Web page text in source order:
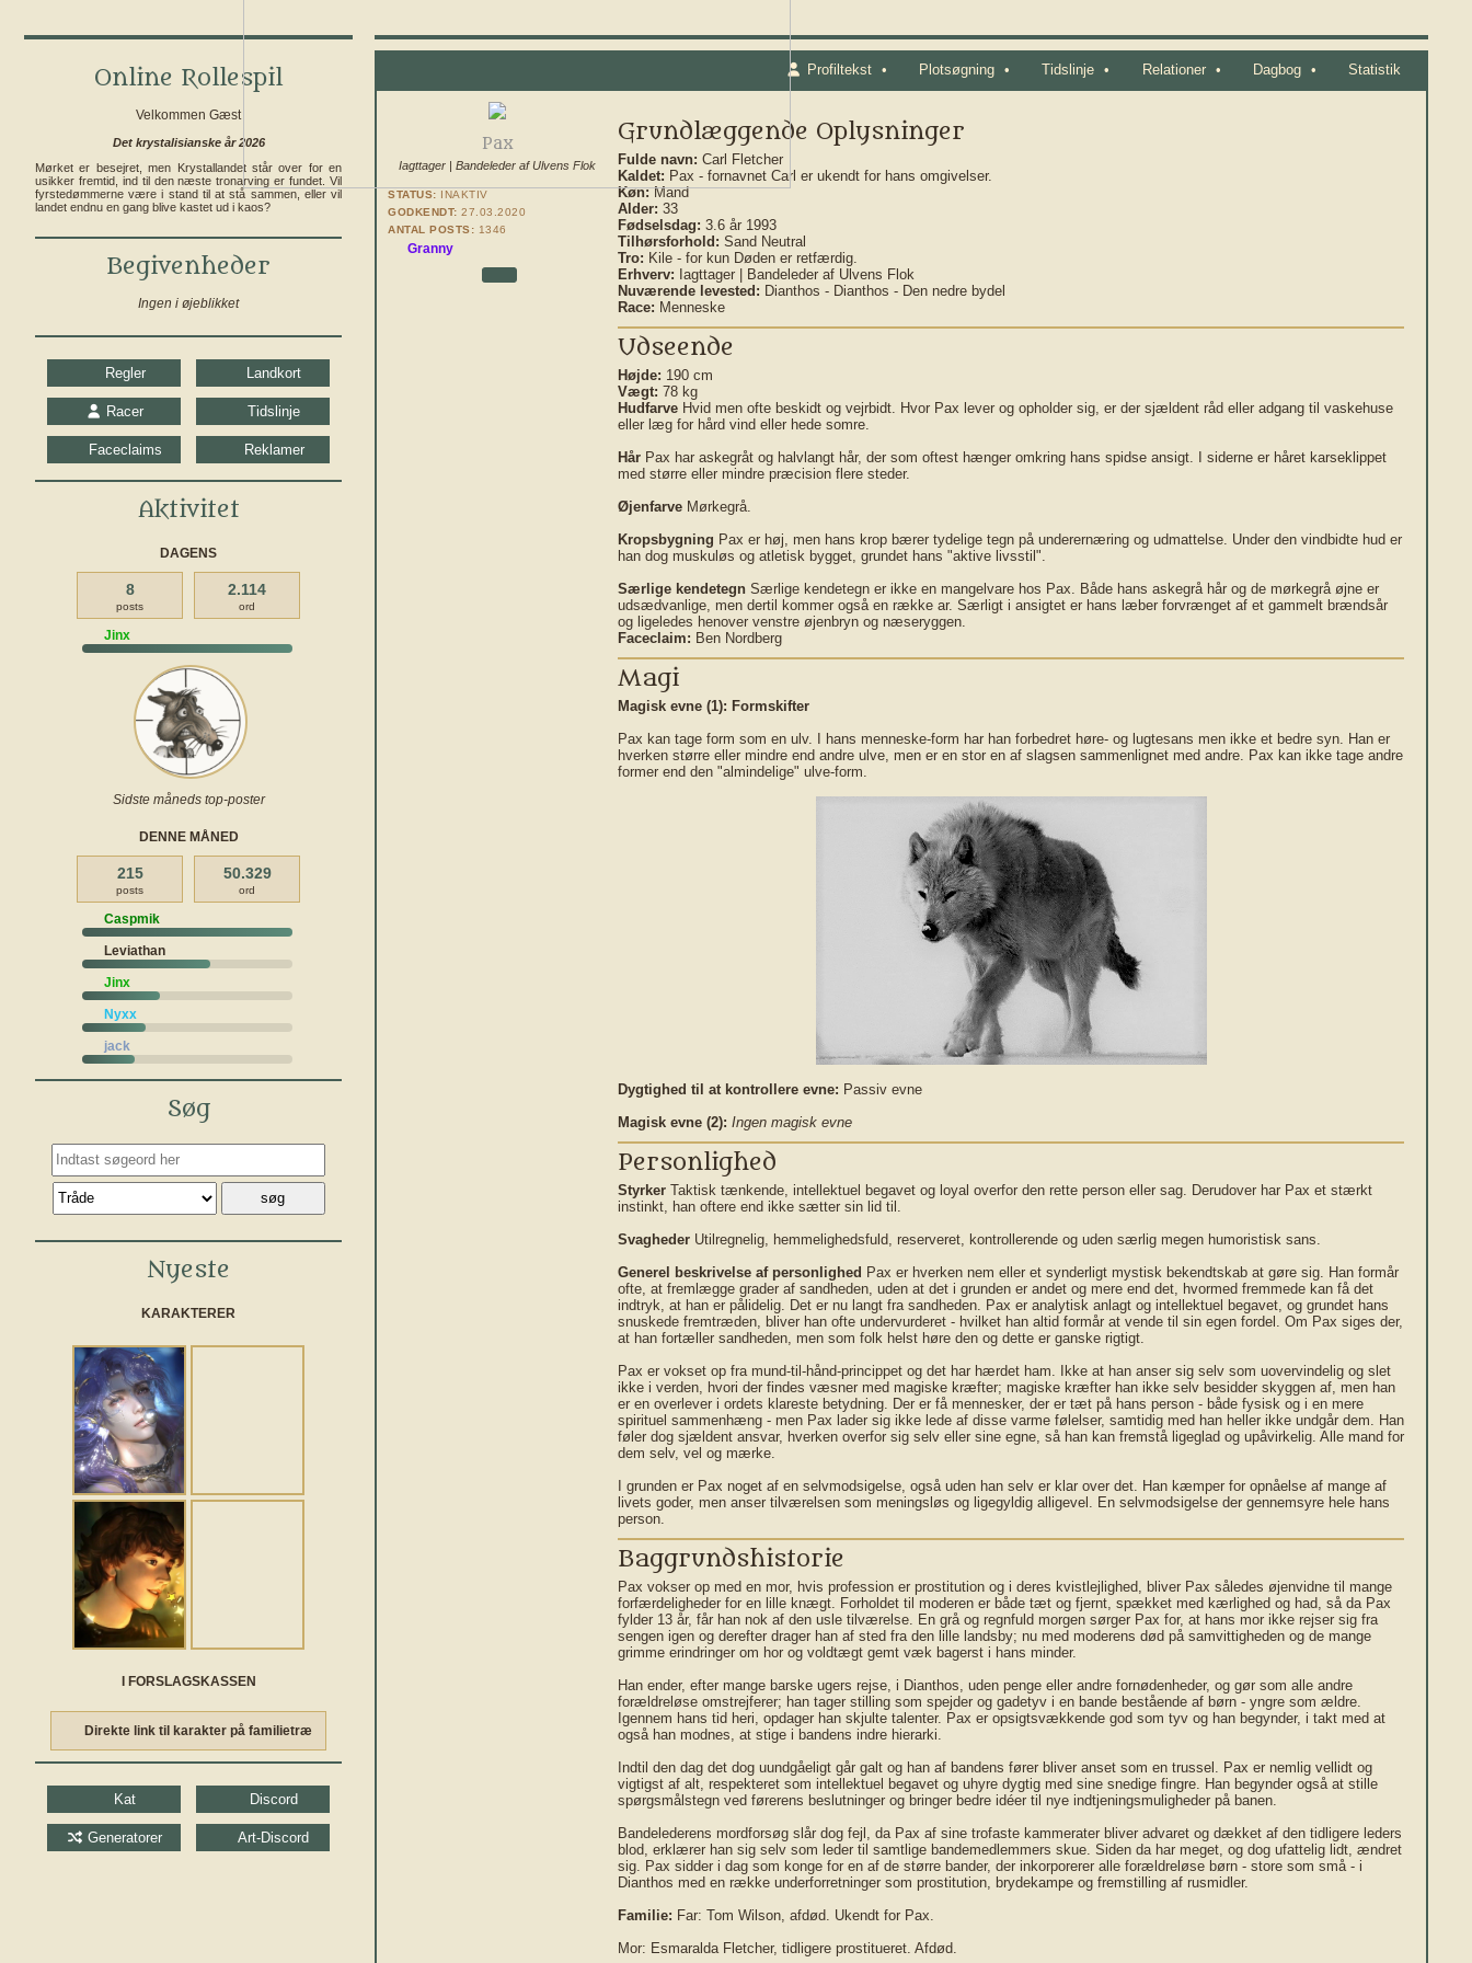
Online Rollespil
Velkommen Gæst
Det krystalisianske år 2026
Mørket er besejret, men Krystallandet står over for en
usikker fremtid, ind til den næste tronarving er fundet. Vil
fyrstedømmerne være i stand til at stå sammen, eller vil
landet endnu en gang blive kastet ud i kaos?
Begivenheder
Ingen i øjeblikket
Regler Landkort
Racer Tidslinje
Faceclaims Reklamer
Aktivitet
DAGENS
8
posts
2.114
ord
Jinx
Sidste måneds top-poster
DENNE MÅNED
215
posts
50.329
ord
Caspmik
Leviathan
Jinx
Nyxx
jack
Søg
Nyeste
KARAKTERER
I FORSLAGSKASSEN
Direkte link til karakter på familietræ
Kat Discord
Generatorer Art-Discord
Profiltekst • Plotsøgning • Tidslinje • Relationer • Dagbog • Statistik
Pax
Iagttager | Bandeleder af Ulvens Flok
STATUS: INAKTIV
GODKENDT: 27.03.2020
ANTAL POSTS: 1346
Granny
Grundlæggende Oplysninger
Fulde navn: Carl Fletcher
Kaldet: Pax - fornavnet Carl er ukendt for hans omgivelser.
Køn:Mand
Alder: 33
Fødselsdag: 3.6 år 1993
Tilhørsforhold: Sand Neutral
Tro: Kile - for kun Døden er retfærdig.
Erhverv: Iagttager | Bandeleder af Ulvens Flok
Nuværende levested: Dianthos - Dianthos - Den nedre bydel
Race: Menneske
Udseende
Højde: 190 cm
Vægt: 78 kg
Hudfarve Hvid men ofte beskidt og vejrbidt. Hvor Pax lever og opholder sig, er der sjældent råd eller adgang til vaskehuse
eller læg for hård vind eller hede somre.
Hår Pax har askegråt og halvlangt hår, der som oftest hænger omkring hans spidse ansigt. I siderne er håret karseklippet
med større eller mindre præcision flere steder.
Øjenfarve Mørkegrå.
Kropsbygning Pax er høj, men hans krop bærer tydelige tegn på underernæring og udmattelse. Under den vindbidte hud er
han dog muskuløs og atletisk bygget, grundet hans "aktive livsstil".
Særlige kendetegn Særlige kendetegn er ikke en mangelvare hos Pax. Både hans askegrå hår og de mørkegrå øjne er
udsædvanlige, men dertil kommer også en række ar. Særligt i ansigtet er hans læber forvrænget af et gammelt brændsår
og ligeledes henover venstre øjenbryn og næseryggen.
Faceclaim: Ben Nordberg
Magi
Magisk evne (1): Formskifter
Pax kan tage form som en ulv. I hans menneske-form har han forbedret høre- og lugtesans men ikke et bedre syn. Han er
hverken større eller mindre end andre ulve, men er en stor en af slagsen sammenlignet med andre. Pax kan ikke tage andre
former end den "almindelige" ulve-form.
Dygtighed til at kontrollere evne: Passiv evne
Magisk evne (2): Ingen magisk evne
Personlighed
Styrker Taktisk tænkende, intellektuel begavet og loyal overfor den rette person eller sag. Derudover har Pax et stærkt
instinkt, han oftere end ikke sætter sin lid til.
Svagheder Utilregnelig, hemmelighedsfuld, reserveret, kontrollerende og uden særlig megen humoristisk sans.
Generel beskrivelse af personlighed Pax er hverken nem eller et synderligt mystisk bekendtskab at gøre sig. Han formår
ofte, at fremlægge grader af sandheden, uden at det i grunden er andet og mere end det, hvormed fremmede kan få det
indtryk, at han er pålidelig. Det er nu langt fra sandheden. Pax er analytisk anlagt og intellektuel begavet, og grundet hans
snuskede fremtræden, bliver han ofte undervurderet - hvilket han altid formår at vende til sin egen fordel. Om Pax siges der,
at han fortæller sandheden, men som folk helst høre den og dette er ganske rigtigt.
Pax er vokset op fra mund-til-hånd-princippet og det har hærdet ham. Ikke at han anser sig selv som uovervindelig og slet
ikke i verden, hvori der findes væsner med magiske kræfter; magiske kræfter han ikke selv besidder skyggen af, men han
er en overlever i ordets klareste betydning. Der er få mennesker, der er tæt på hans person - både fysisk og i en mere
spirituel sammenhæng - men Pax lader sig ikke lede af disse varme følelser, samtidig med han heller ikke undgår dem. Han
føler dog sjældent ansvar, hverken overfor sig selv eller sine egne, så han kan fremstå ligeglad og upåvirkelig. Alle mand for
dem selv, vel og mærke.
I grunden er Pax noget af en selvmodsigelse, også uden han selv er klar over det. Han kæmper for opnåelse af mange af
livets goder, men anser tilværelsen som meningsløs og ligegyldig alligevel. En selvmodsigelse der gennemsyre hele hans
person.
Baggrundshistorie
Pax vokser op med en mor, hvis profession er prostitution og i deres kvistlejlighed, bliver Pax således øjenvidne til mange
forfærdeligheder for en lille knægt. Forholdet til moderen er både tæt og fjernt, spækket med kærlighed og had, så da Pax
fylder 13 år, får han nok af den usle tilværelse. En grå og regnfuld morgen sørger Pax for, at hans mor ikke rejser sig fra
sengen igen og derefter drager han af sted fra den lille landsby; nu med moderens død på samvittigheden og de mange
grimme erindringer om hor og voldtægt gemt væk bagerst i hans minder.
Han ender, efter mange barske ugers rejse, i Dianthos, uden penge eller andre fornødenheder, og gør som alle andre
forældreløse omstrejferer; han tager stilling som spejder og gadetyv i en bande bestående af børn - yngre som ældre.
Igennem hans tid heri, opdager han skjulte talenter. Pax er opsigtsvækkende god som tyv og han begynder, i takt med at
også han modnes, at stige i bandens indre hierarki.
Indtil den dag det dog uundgåeligt går galt og han af bandens fører bliver anset som en trussel. Pax er nemlig vellidt og
vigtigst af alt, respekteret som intellektuel begavet og uhyre dygtig med sine snedige fingre. Han begynder også at stille
spørgsmålstegn ved førerens beslutninger og bringer bedre idéer til nye indtjeningsmuligheder på banen.
Bandelederens mordforsøg slår dog fejl, da Pax af sine trofaste kammerater bliver advaret og dækket af den tidligere leders
blod, erklærer han sig selv som leder til samtlige bandemedlemmers skue. Siden da har meget, og dog ufattelig lidt, ændret
sig. Pax sidder i dag som konge for en af de større bander, der inkorporerer alle forældreløse børn - store som små - i
Dianthos med en række underforretninger som prostitution, brydekampe og fremstilling af rusmidler.
Familie: Far: Tom Wilson, afdød. Ukendt for Pax.
Mor: Esmaralda Fletcher, tidligere prostitueret. Afdød.